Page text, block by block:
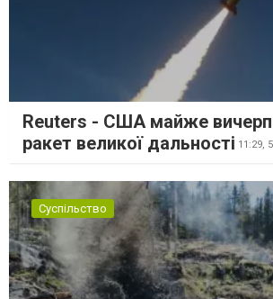
Reuters - США майже
ракет великої дальності 11:29,
Суспільство